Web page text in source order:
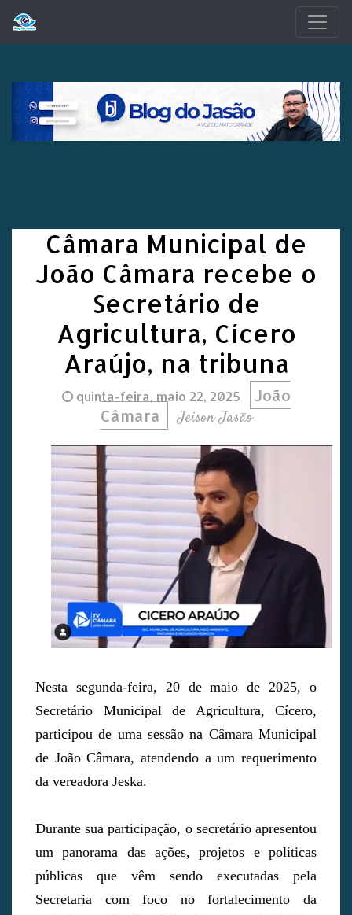
Câmara Municipal de
João Câmara recebe o
Secretário de
Agricultura, Cícero
Araújo, na tribuna
quinta-feira, maio 22, 2025
João
Câmara
Jeison Jasão
Nesta segunda-feira, 20 de maio de 2025, o
Secretário Municipal de Agricultura, Cícero,
participou de uma sessão na Câmara Municipal
de João Câmara, atendendo a um requerimento
da vereadora Jeska.
Durante sua participação, o secretário apresentou
um panorama das ações, projetos e políticas
públicas que vêm sendo executadas pela
Secretaria com foco no fortalecimento da